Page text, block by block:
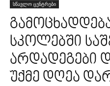
სწავლო ცენტრები
სკოლებში
არდადეგები
უქმე დღეა